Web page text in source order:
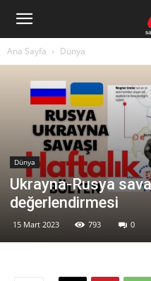
Ana Sayfa Dünya
Dünya
Ukrayna-Rusya
değerlendirmesi
15 Mart 2023 793 0